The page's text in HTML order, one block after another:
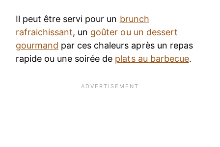
Il peut être servi pour un brunch
rafraichissant, un goûter ou un dessert
gourmand par ces chaleurs après un repas
rapide ou une soirée de plats au barbecue.